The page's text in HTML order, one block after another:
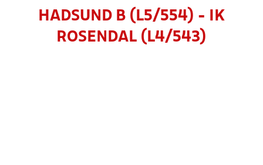
HADSUND B (L5/554) - IK
ROSENDAL (L4/543)